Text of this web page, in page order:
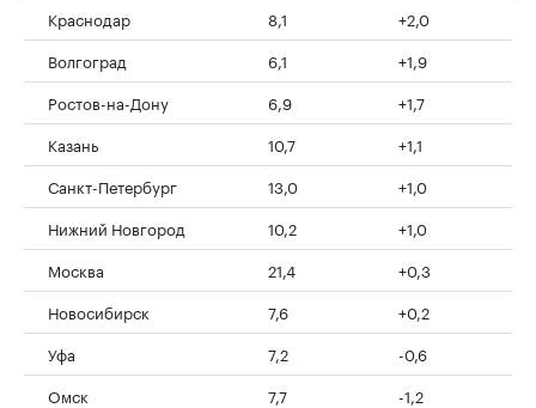
Краснодар
8,1
+2,0
Волгоград
6,1
+1,9
Ростов-на-Дону
6,9
+1,7
Казань
10,7
+1,1
Санкт-Петербург
13,0
+1,0
Нижний Новгород
10,2
+1,0
Москва
21,4
+0,3
Новосибирск
7,6
+0,2
Уфа
7,2
-0,6
Омск
7,7
-1,2